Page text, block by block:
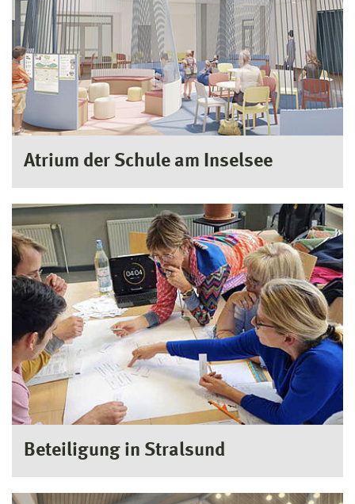
Atrium der Schule am Inselsee
Beteiligung in Stralsund